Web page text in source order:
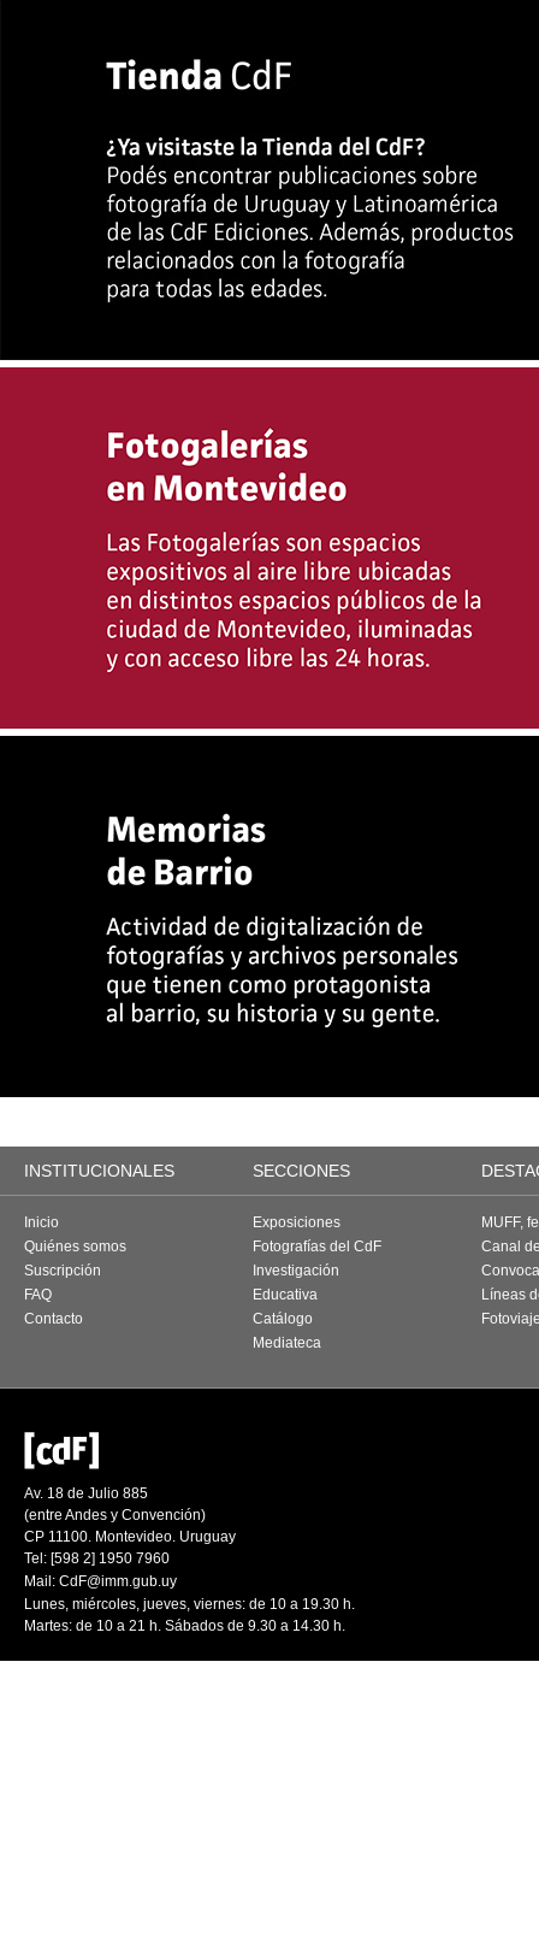
INSTITUCIONALES SECCIONES
Inicio
Quiénes somos
Suscripción
FAQ
Contacto
Exposiciones
Fotografías del CdF
Investigación
Educativa
Catálogo
Mediateca
MUFF,
Canal
Líneas
Av. 18 de Julio 885
(entre Andes y Convención)
CP 11100. Montevideo. Uruguay
Tel: [598 2] 1950 7960
Mail: CdF@imm.gub.uy
Lunes, miércoles, jueves, viernes: de 10 a 19.30 h.
Martes: de 10 a 21 h. Sábados de 9.30 a 14.30 h.